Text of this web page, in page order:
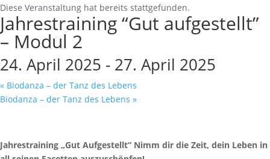
Diese Veranstaltung hat bereits stattgefunden.
Jahrestraining “Gut aufgestellt”
– Modul 2
24. April 2025 - 27. April 2025
« Biodanza – der Tanz des Lebens
Biodanza – der Tanz des Lebens »
Jahrestraining „Gut Aufgestellt“ Nimm dir die Zeit, dein Leben in